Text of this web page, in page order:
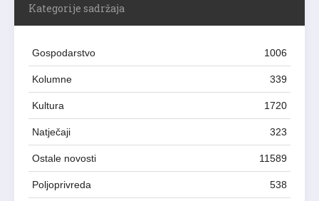
Kategorije sadržaja
Gospodarstvo 1006
Kolumne 339
Kultura 1720
Natječaji 323
Ostale novosti 11589
Poljoprivreda 538